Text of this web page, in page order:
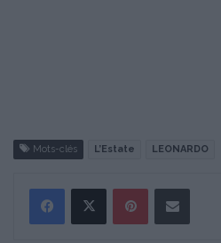
Mots-clés L’Estate LEONARDO